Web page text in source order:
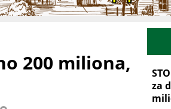
200 miliona,
za